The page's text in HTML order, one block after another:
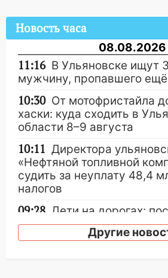
Новость часа
08.08.2026
11:16 В Ульяновске ищут
мужчину, пропавшего
10:30 От мотофристайла
хаски: куда сходить в
области 8–9 августа
10:11 Директора
«Нефтяной топливной
судить за неуплату 48,4
налогов
09:28 Дети на дорогах:
велосипедисты,
пешеходы. Обзор крупных
Другие